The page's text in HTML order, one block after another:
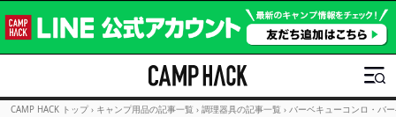
CAMP HACK トップ › キャンプ用品の記事一覧 › 調理器具の記事一覧 › バーベキューコンロ・バ